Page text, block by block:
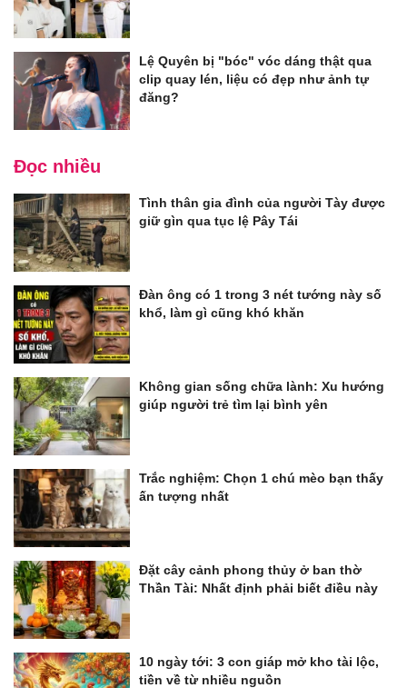
Lệ Quyên bị "bóc" vóc dáng thật qua
clip quay lén, liệu có đẹp như ảnh tự
đăng?
Đọc nhiều
Tình thân gia đình của người Tày được
giữ gìn qua tục lệ Pây Tái
Đàn ông có 1 trong 3 nét tướng này số
khổ, làm gì cũng khó khăn
Không gian sống chữa lành: Xu hướng
giúp người trẻ tìm lại bình yên
Trắc nghiệm: Chọn 1 chú mèo bạn thấy
ấn tượng nhất
Đặt cây cảnh phong thủy ở ban thờ
Thần Tài: Nhất định phải biết điều này
10 ngày tới: 3 con giáp mở kho tài lộc,
tiền về từ nhiều nguồn